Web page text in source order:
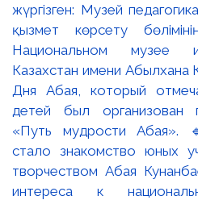
жүргізген: Музей
қызмет көрсету
Национальном музее
Казахстан имени Абылхана
Дня Абая, который
детей был организован
«Путь мудрости Абая».
стало знакомство юных
творчеством Абая
интереса к